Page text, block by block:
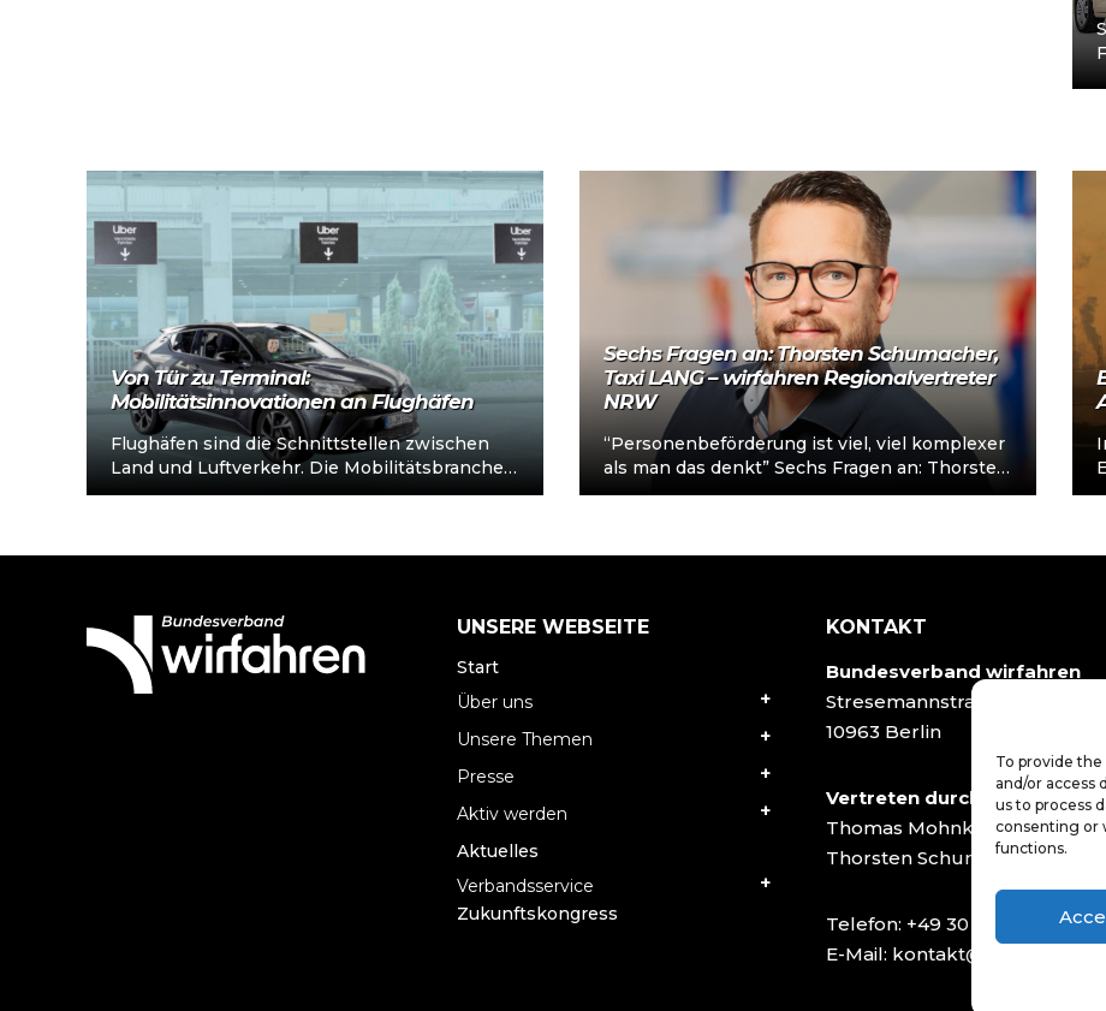
To provide
and/or access
us to process
consenting or
functions.
Von Tür zu Terminal:
Mobilitätsinnovationen an Flughäfen
Flughäfen sind die Schnittstellen zwischen
Land und Luftverkehr. Die Mobilitätsbranche
erlebt durch neue Technologien eine
Mehr lesen
Sechs Fragen an: Thorsten Schumacher,
Taxi LANG – wirfahren Regionalvertreter
NRW
“Personenbeförderung ist viel, viel komplexer
als man das denkt” Sechs Fragen an: Thorsten
Schumacher Thorsten Schumacher ist seit
Mehr lesen
UNSERE WEBSEITE
Start
Über uns
Unsere Themen
Presse
Aktiv werden
Aktuelles
Verbandsservice
Zukunftskongress
KONTAKT
Bundesverband wirfahren
Stresemannstraße 78
10963 Berlin
Vertreten durch:
Thomas Mohnke
Thorsten Schumacher
Telefon: +49 30 4050292720
E-Mail: kontakt@wirfahren.de